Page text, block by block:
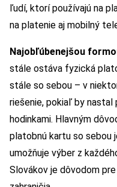
ľudí, ktorí používajú na
na platenie aj mobilný
Najobľúbenejšou
stále ostáva fyzická
stále so sebou – v
riešenie, pokiaľ by
hodinkami. Hlavným
platobnú kartu so sebou
umožňuje výber z
Slovákov je dôvodom